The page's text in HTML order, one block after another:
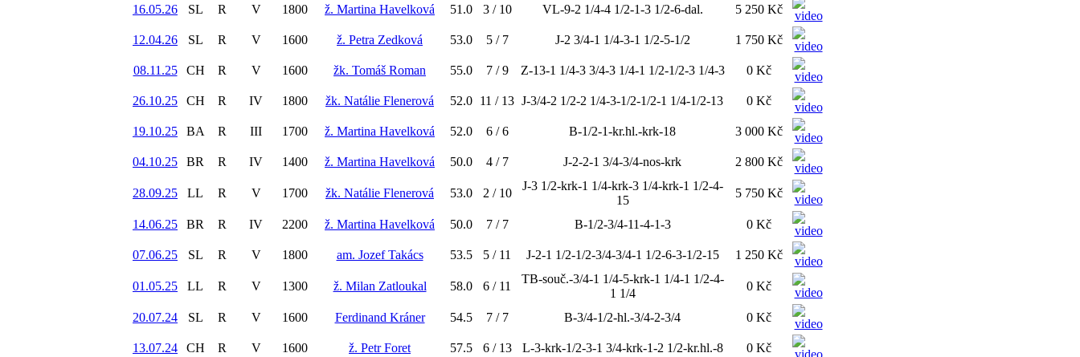
16.05.26 SL R V 1800 ž. Martina Havelková 51.0 3 / 10 VL-9-2 1/4-4 1/2-1-3 1/2-6-dal. 5 250 Kč
12.04.26 SL R V 1600 ž. Petra Zedková 53.0 5 / 7 J-2 3/4-1 1/4-3-1 1/2-5-1/2 1 750 Kč
08.11.25 CH R V 1600 žk. Tomáš Roman 55.0 7 / 9 Z-13-1 1/4-3 3/4-3 1/4-1 1/2-1/2-3 1/4-3 0 Kč
26.10.25 CH R IV 1800 žk. Natálie Flenerová 52.0 11 / 13 J-3/4-2 1/2-2 1/4-3-1/2-1/2-1 1/4-1/2-13 0 Kč
19.10.25 BA R III 1700 ž. Martina Havelková 52.0 6 / 6 B-1/2-1-kr.hl.-krk-18 3 000 Kč
04.10.25 BR R IV 1400 ž. Martina Havelková 50.0 4 / 7 J-2-2-1 3/4-3/4-nos-krk 2 800 Kč
28.09.25 LL R V 1700 žk. Natálie Flenerová 53.0 2 / 10
J-3 1/2-krk-1 1/4-krk-3 1/4-krk-1 1/2-4-
15
5 750 Kč
14.06.25 BR R IV 2200 ž. Martina Havelková 50.0 7 / 7 B-1/2-3/4-11-4-1-3 0 Kč
07.06.25 SL R V 1800 am. Jozef Takács 53.5 5 / 11 J-2-1 1/2-1/2-3/4-3/4-1 1/2-6-3-1/2-15 1 250 Kč
01.05.25 LL R V 1300 ž. Milan Zatloukal 58.0 6 / 11
TB-souč.-3/4-1 1/4-5-krk-1 1/4-1 1/2-4-
1 1/4
0 Kč
20.07.24 SL R V 1600 Ferdinand Kráner 54.5 7 / 7 B-3/4-1/2-hl.-3/4-2-3/4 0 Kč
13.07.24 CH R V 1600 ž. Petr Foret 57.5 6 / 13 L-3-krk-1/2-3-1 3/4-krk-1-2 1/2-kr.hl.-8 0 Kč